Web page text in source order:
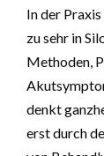
In der
zu sehr in
Methoden,
denkt
erst durch